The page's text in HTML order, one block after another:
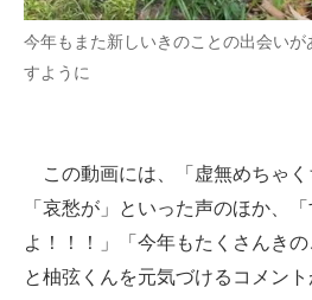
今年もまた新しいきのことの出会いが
すように
この動画には、「虚無めちゃく
「哀愁が」といった声のほか、
よ！！！」「今年もたくさんきの
と柚弦くんを元気づけるコメント